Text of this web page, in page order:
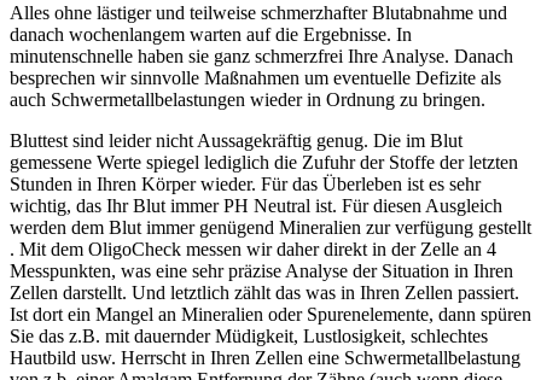
Alles ohne lästiger und teilweise schmerzhafter Blutabnahme und
danach wochenlangem warten auf die Ergebnisse. In
minutenschnelle haben sie ganz schmerzfrei Ihre Analyse. Danach
besprechen wir sinnvolle Maßnahmen um eventuelle Defizite als
auch Schwermetallbelastungen wieder in Ordnung zu bringen.
Bluttest sind leider nicht Aussagekräftig genug. Die im Blut
gemessene Werte spiegel lediglich die Zufuhr der Stoffe der letzten
Stunden in Ihren Körper wieder. Für das Überleben ist es sehr
wichtig, das Ihr Blut immer PH Neutral ist. Für diesen Ausgleich
werden dem Blut immer genügend Mineralien zur verfügung gestellt
. Mit dem OligoCheck messen wir daher direkt in der Zelle an 4
Messpunkten, was eine sehr präzise Analyse der Situation in Ihren
Zellen darstellt. Und letztlich zählt das was in Ihren Zellen passiert.
Ist dort ein Mangel an Mineralien oder Spurenelemente, dann spüren
Sie das z.B. mit dauernder Müdigkeit, Lustlosigkeit, schlechtes
Hautbild usw. Herrscht in Ihren Zellen eine Schwermetallbelastung